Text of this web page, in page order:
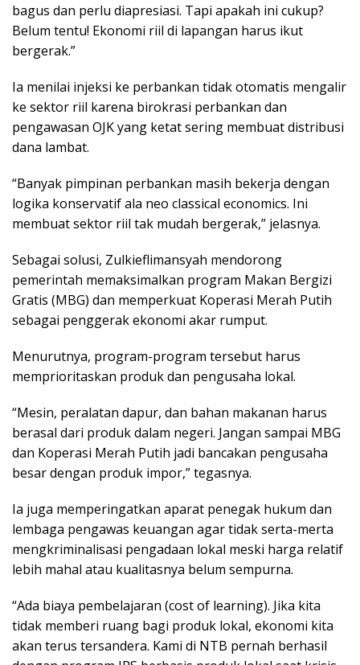
bagus dan perlu diapresiasi. Tapi apakah ini cukup?
Belum tentu! Ekonomi riil di lapangan harus ikut
bergerak.”
Ia menilai injeksi ke perbankan tidak otomatis mengalir
ke sektor riil karena birokrasi perbankan dan
pengawasan OJK yang ketat sering membuat distribusi
dana lambat.
“Banyak pimpinan perbankan masih bekerja dengan
logika konservatif ala neo classical economics. Ini
membuat sektor riil tak mudah bergerak,” jelasnya.
Sebagai solusi, Zulkieflimansyah mendorong
pemerintah memaksimalkan program Makan Bergizi
Gratis (MBG) dan memperkuat Koperasi Merah Putih
sebagai penggerak ekonomi akar rumput.
Menurutnya, program-program tersebut harus
memprioritaskan produk dan pengusaha lokal.
“Mesin, peralatan dapur, dan bahan makanan harus
berasal dari produk dalam negeri. Jangan sampai MBG
dan Koperasi Merah Putih jadi bancakan pengusaha
besar dengan produk impor,” tegasnya.
Ia juga memperingatkan aparat penegak hukum dan
lembaga pengawas keuangan agar tidak serta-merta
mengkriminalisasi pengadaan lokal meski harga relatif
lebih mahal atau kualitasnya belum sempurna.
“Ada biaya pembelajaran (cost of learning). Jika kita
tidak memberi ruang bagi produk lokal, ekonomi kita
akan terus tersandera. Kami di NTB pernah berhasil